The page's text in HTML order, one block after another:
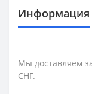
Информация
Мы доставляем
СНГ.